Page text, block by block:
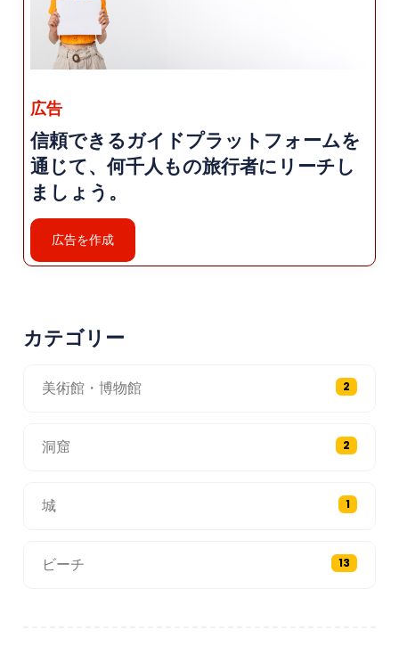
広告
信頼できるガイドプラットフォームを
通じて、何千人もの旅行者にリーチし
ましょう。
広告を作成
カテゴリー
美術館・博物館 2
洞窟 2
城 1
ビーチ 13